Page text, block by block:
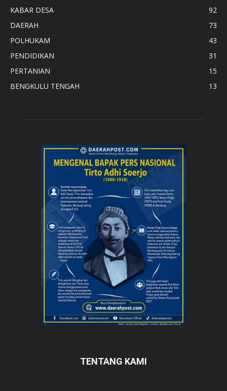
KABAR DESA
92
DAERAH
73
POLHUKAM
43
PENDIDIKAN
31
PERTANIAN
15
BENGKULU TENGAH
13
TENTANG KAMI